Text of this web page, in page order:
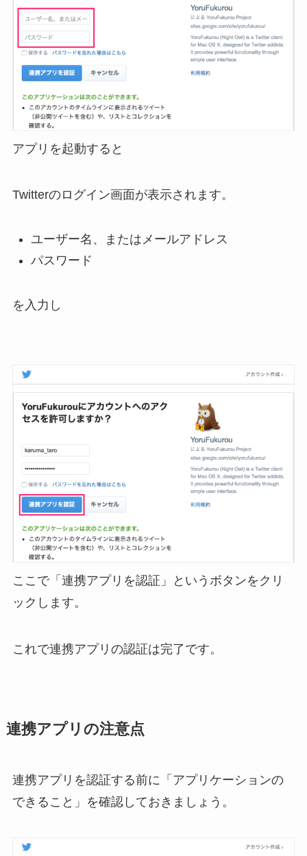
アプリを起動すると
Twitterのログイン画面が表示されます。
ユーザー名、またはメールアドレス
パスワード
を入力し
ここで「連携アプリを認証」というボタンをクリ
ックします。
これで連携アプリの認証は完了です。
連携アプリの注意点
連携アプリを認証する前に「アプリケーションの
できること」を確認しておきましょう。